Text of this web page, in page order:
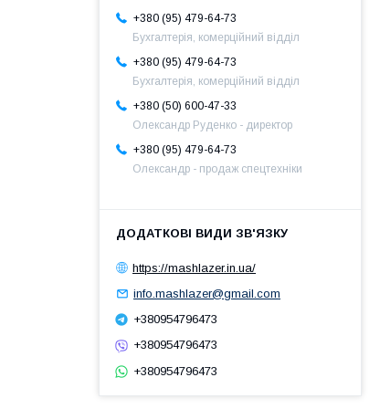
+380 (95) 479-64-73
Бухгалтерія, комерційний відділ
+380 (95) 479-64-73
Бухгалтерія, комерційний відділ
+380 (50) 600-47-33
Олександр Руденко - директор
+380 (95) 479-64-73
Олександр - продаж спецтехніки
https://mashlazer.in.ua/
info.mashlazer@gmail.com
+380954796473
+380954796473
+380954796473